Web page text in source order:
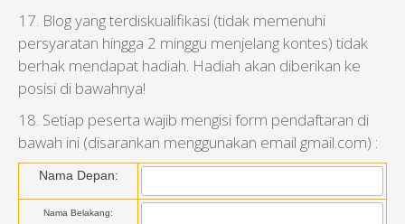
17. Blog yang terdiskualifikasi (tidak memenuhi
persyaratan hingga 2 minggu menjelang kontes) tidak
berhak mendapat hadiah. Hadiah akan diberikan ke
posisi di bawahnya!
18. Setiap peserta wajib mengisi form pendaftaran di
bawah ini (disarankan menggunakan email gmail.com) :
Nama Depan:
Nama Belakang: